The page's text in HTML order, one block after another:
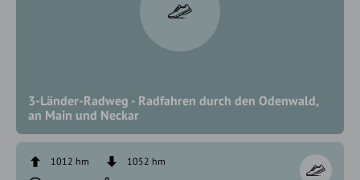
3-Länder-Radweg - Radfahren durch den Odenwald,
an Main und Neckar
1012 hm
1052 hm